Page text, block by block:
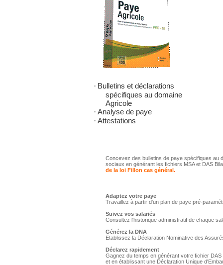
· Bulletins et déclarations
spécifiques au domaine
Agricole
· Analyse de paye
· Attestations
Concevez des bulletins de paye spécifiques au
sociaux en générant les fichiers MSA et DAS
de la loi Fillon cas général.
Adaptez votre paye
Travaillez à partir d'un plan de paye pré-
Suivez vos salariés
Consultez l'historique administratif de chaque
Générez la DNA
Etablissez la Déclaration Nominative des
Déclarez rapidement
Gagnez du temps en générant votre fichier
et en établissant une Déclaration Unique